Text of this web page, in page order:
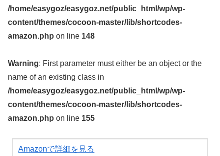
/home/easygoz/easygoz.net/public_html/wp/wp-
content/themes/cocoon-master/lib/shortcodes-
amazon.php on line 148
Warning: First parameter must either be an object or the
name of an existing class in
/home/easygoz/easygoz.net/public_html/wp/wp-
content/themes/cocoon-master/lib/shortcodes-
amazon.php on line 155
Amazonで詳細を見る